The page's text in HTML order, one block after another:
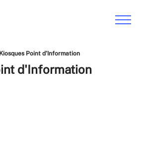
Kiosques Point d'Information
d'Information